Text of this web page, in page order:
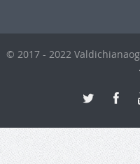
© 2017 - 2022